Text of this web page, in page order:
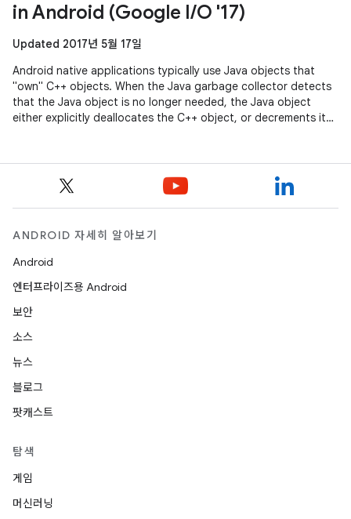
in Android (Google I/O '17)
Updated 2017년 5월 17일
Android native applications typically use Java objects that
"own" C++ objects. When the Java garbage collector detects
that the Java object is no longer needed, the Java object
either explicitly deallocates the C++ object, or decrements its
ANDROID 자세히 알아보기
Android
엔터프라이즈용 Android
보안
소스
뉴스
블로그
팟캐스트
탐색
게임
머신러닝